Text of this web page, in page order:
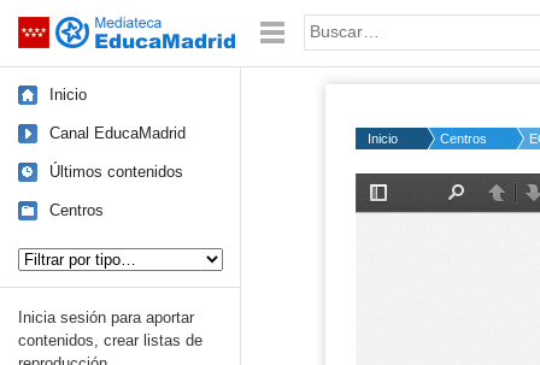
Saltar navegación Palabra o frase:
Inicio
Canal EducaMadrid
Últimos contenidos
Centros
Inicia sesión para aportar
contenidos, crear listas de
Inicio Centros